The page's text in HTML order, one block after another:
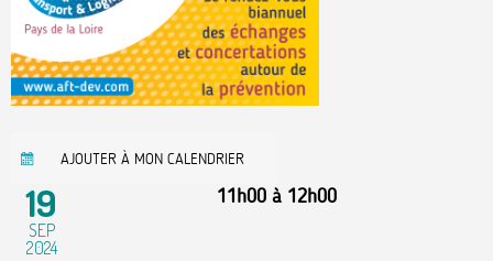
AJOUTER À MON CALENDRIER
19
SEP
2024
11h00 à 12h00